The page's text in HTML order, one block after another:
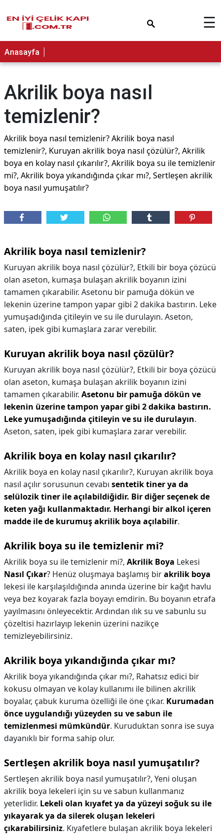
☰
Anasayfa
Akrilik boya nasıl
temizlenir?
Akrilik boya nasıl temizlenir? Akrilik boya nasıl
temizlenir?, Kuruyan akrilik boya nasıl çözülür?, Akrilik
boya en kolay nasıl çıkarılır?, Akrilik boya su ile temizlenir
mi?, Akrilik boya yıkandığında çıkar mı?, Sertleşen akrilik
boya nasıl yumuşatılır?
Akrilik boya nasıl temizlenir?
Kuruyan akrilik boya nasıl çözülür?, Etkili bir boya çözücü
olan aseton, kumaşa bulaşan akrilik boyanın izini
tamamen çıkarabilir. Asetonu bir pamuğa dökün ve
lekenin üzerine tampon yapar gibi 2 dakika bastırın. Leke
yumuşadığında çitileyin ve su ile durulayın. Aseton,
saten, ipek gibi kumaşlara zarar verebilir.
Kuruyan akrilik boya nasıl çözülür?
Kuruyan akrilik boya nasıl çözülür?, Etkili bir boya çözücü
olan aseton, kumaşa bulaşan akrilik boyanın izini
tamamen çıkarabilir. Asetonu bir pamuğa dökün ve
lekenin üzerine tampon yapar gibi 2 dakika bastırın.
Leke yumuşadığında çitileyin ve su ile durulayın.
Aseton, saten, ipek gibi kumaşlara zarar verebilir.
Akrilik boya en kolay nasıl çıkarılır?
Akrilik boya en kolay nasıl çıkarılır?, Kuruyan akrilik boya
nasıl açılır sorusunun cevabı sentetik tiner ya da
selülozik tiner ile açılabildiğidir. Bir diğer seçenek de
keten yağı kullanmaktadır. Herhangi bir alkol içeren
madde ile de kurumuş akrilik boya açılabilir.
Akrilik boya su ile temizlenir mi?
Akrilik boya su ile temizlenir mi?, Akrilik Boya Lekesi
Nasıl Çıkar? Henüz oluşmaya başlamış birakrilik boya
lekesi ile karşılaşıldığında anında üzerine bir kağıt havlu
veya bez koyarak fazla boyayı emdirin. Bu boyanın etrafa
yayılmasını önleyecektir. Ardından ılık su ve sabunlu su
çözeltisi hazırlayıp lekenin üzerini nazikçe
temizleyebilirsiniz.
Akrilik boya yıkandığında çıkar mı?
Akrilik boya yıkandığında çıkar mı?, Rahatsız edici bir
kokusu olmayan ve kolay kullanımı ile bilinen akrilik
boyalar, çabuk kuruma özelliği ile öne çıkar. Kurumadan
önce uygulandığı yüzeyden su ve sabun ile
temizlenmesi mümkündür. Kuruduktan sonra ise suya
dayanıklı bir forma sahip olur.
Sertleşen akrilik boya nasıl yumuşatılır?
Sertleşen akrilik boya nasıl yumuşatılır?, Yeni oluşan
akrilik boya lekeleri için su ve sabun kullanmanız
yeterlidir. Lekeli olan kıyafet ya da yüzeyi soğuk su ile
yıkayarak ya da silerek oluşan lekeleri
çıkarabilirsiniz. Kıyafetlere bulaşan akrilik boya lekeleri